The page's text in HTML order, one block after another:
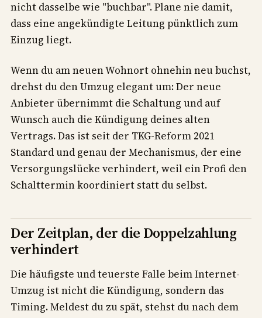
nicht dasselbe wie "buchbar". Plane nie damit,
dass eine angekündigte Leitung pünktlich zum
Einzug liegt.
Wenn du am neuen Wohnort ohnehin neu buchst,
drehst du den Umzug elegant um: Der neue
Anbieter übernimmt die Schaltung und auf
Wunsch auch die Kündigung deines alten
Vertrags. Das ist seit der TKG-Reform 2021
Standard und genau der Mechanismus, der eine
Versorgungslücke verhindert, weil ein Profi den
Schalttermin koordiniert statt du selbst.
Der Zeitplan, der die Doppelzahlung
verhindert
Die häufigste und teuerste Falle beim Internet-
Umzug ist nicht die Kündigung, sondern das
Timing. Meldest du zu spät, stehst du nach dem